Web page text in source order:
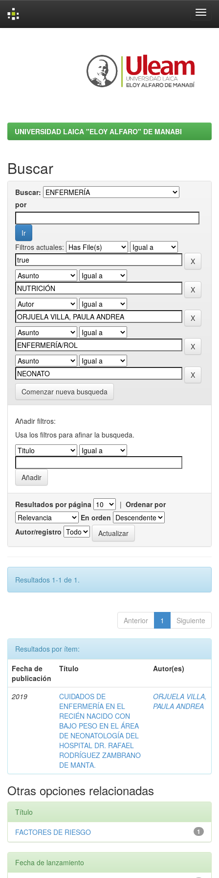
UNIVERSIDAD LAICA "ELOY ALFARO" DE MANABI
Buscar
Buscar:
por
Filtros actuales:
Comenzar nueva busqueda
Añadir filtros:
Usa los filtros para afinar la busqueda.
Resultados por página | Ordenar por
En orden
Autor/registro
Resultados 1-1 de 1.
Anterior 1 Siguiente
Resultados por ítem:
Fecha de
publicación
Título Autor(es)
2019
CUIDADOS DE
ENFERMERÍA EN EL
RECIÉN NACIDO CON
BAJO PESO EN EL ÁREA
DE NEONATOLOGÍA DEL
HOSPITAL DR. RAFAEL
RODRÍGUEZ ZAMBRANO
DE MANTA.
ORJUELA VILLA,
PAULA ANDREA
Otras opciones relacionadas
Título
1
FACTORES DE RIESGO
Fecha de lanzamiento